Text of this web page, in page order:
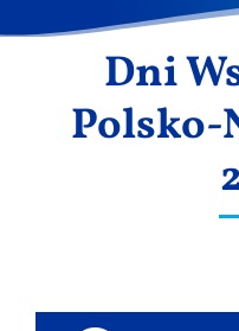
WynikiDni
Polsko-